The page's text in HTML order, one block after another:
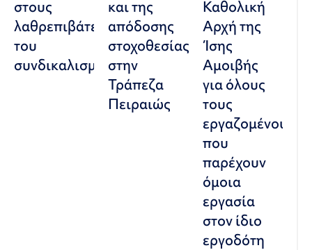
στους
λαθρεπιβάτες
του
συνδικαλισμού
και της
απόδοσης
στοχοθεσίας
στην
Τράπεζα
Πειραιώς
Καθολική
Αρχή της
Ίσης
Αμοιβής
για όλους
τους
εργαζομένους
που
παρέχουν
όμοια
εργασία
στον ίδιο
εργοδότη